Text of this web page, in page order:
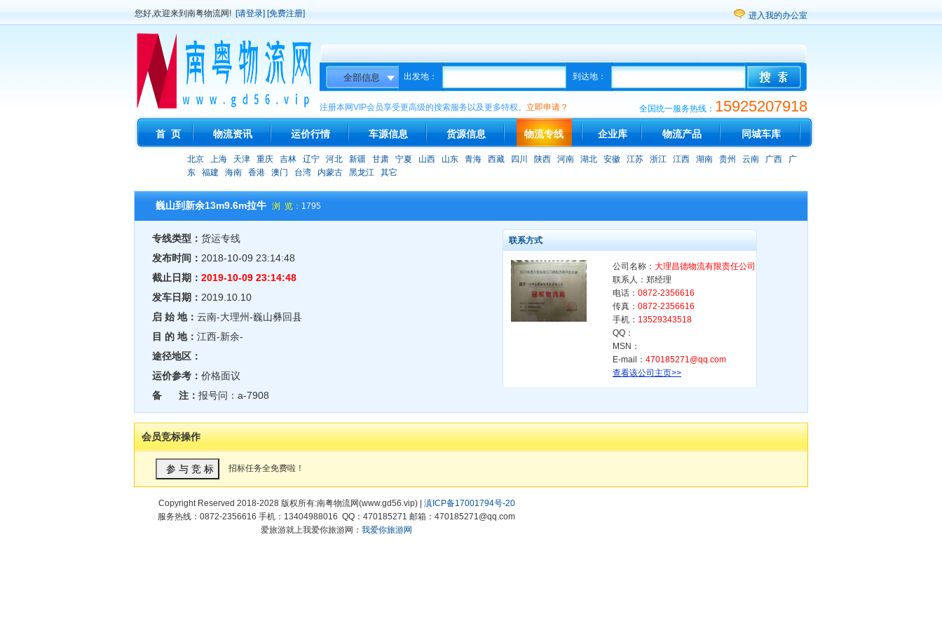
您好,欢迎来到南粤物流网! [请登录] [免费注册] 进入我的办公室
出发地： 到达地：
注册本网VIP会员享受更高级的搜索服务以及更多特权。 立即申请？ 全国统一服务热线： 15925207918
首 页 物流资讯 运价行情 车源信息 货源信息 物流专线 企业库 物流产品 同城车库
北京 上海 天津 重庆 吉林 辽宁 河北 新疆 甘肃 宁夏 山西 山东 青海 西藏 四川 陕西 河南 湖北 安徽 江苏 浙江 江西 湖南 贵州 云南 广西
广
东
福建 海南 香港 澳门 台湾 内蒙古 黑龙江 其它
巍山到新余13m9.6m拉牛 浏 览： 1795
专线类型： 货运专线
发布时间： 2018-10-09 23:14:48
截止日期： 2019-10-09 23:14:48
发车日期： 2019.10.10
启 始 地： 云南-大理州-巍山彝回县
目 的 地： 江西-新余-
途径地区：
运价参考： 价格面议
备 注： 报号问：a-7908
联系方式
公司名称： 大理昌德物流有限责任公司
联系人：郑经理
电话： 0872-2356616
传真： 0872-2356616
手机： 13529343518
QQ：
MSN：
E-mail： 470185271@qq.com
查看该公司主页>>
会员竞标操作
招标任务全免费啦！
Copyright Reserved 2018-2028 版权所有:南粤物流网(www.gd56.vip) | 滇ICP备17001794号-20
服务热线：0872-2356616 手机：13404988016 QQ：470185271 邮箱：470185271@qq.com
爱旅游就上我爱你旅游网： 我爱你旅游网